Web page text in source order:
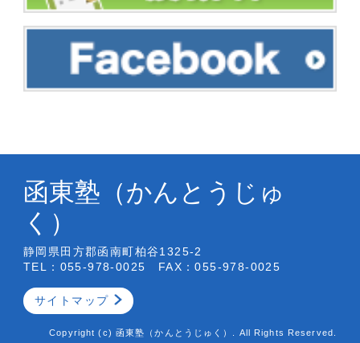
函東塾（かんとうじゅ
く）
静岡県田方郡函南町柏谷1325-2
TEL：055-978-0025 FAX：055-978-0025
サイトマップ
Copyright (c) 函東塾（かんとうじゅく）. All Rights Reserved.